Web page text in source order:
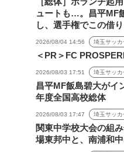
ュートも…。昌平MF
し、選手権でこの借り
2026/08/04 14:56 埼玉サッカ
＜PR＞FC
2026/08/03 17:51 埼玉サッカ
昌平MF飯島碧大がイ
年度全国高校総体
2026/08/03 17:47 埼玉サッカ
関東中学校大会の組
場東邦中と、南浦和